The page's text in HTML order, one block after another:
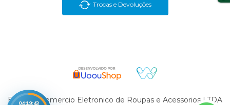
Trocas e Devoluções
En Brasil Comercio Eletronico de Roupas e Acessorios LTDA
04:19:43